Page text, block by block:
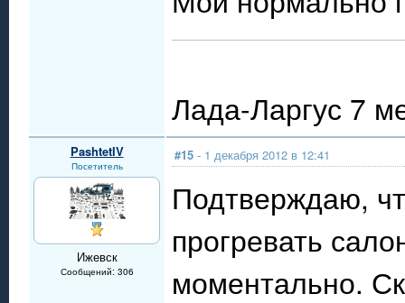
Лада-Ларгус 7
PashtetIV
Посетитель
Ижевск
Сообщений: 306
#15 - 1 декабря 2012 в 12:41
Подтверждаю,
прогревать
моментально.